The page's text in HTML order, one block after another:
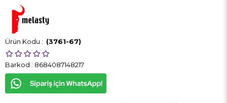
(3761-67)
Barkod : 8684087148217